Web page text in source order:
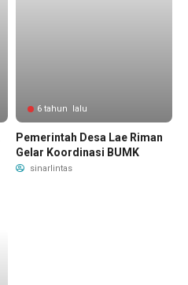
6 tahun lalu
Pemerintah Desa Lae Riman
Gelar Koordinasi BUMK
sinarlintas